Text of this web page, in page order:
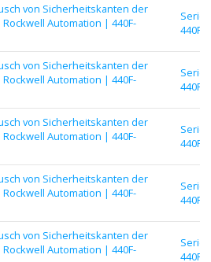
von Sicherheitskanten der
Rockwell Automation | 440F-
Serie
440F |
von Sicherheitskanten der
Rockwell Automation | 440F-
Serie
440F |
von Sicherheitskanten der
Rockwell Automation | 440F-
Serie
440F |
von Sicherheitskanten der
Rockwell Automation | 440F-
Serie
440F |
von Sicherheitskanten der
Rockwell Automation | 440F-
Serie
440F |